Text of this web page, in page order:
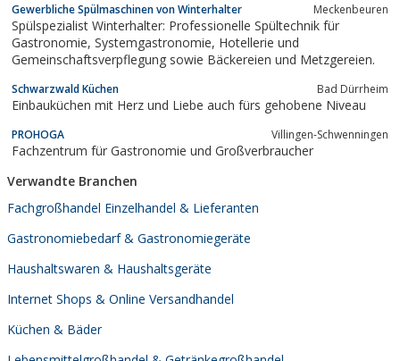
planen mit Ihnen Ihre individuelle Traumküche.Wir führen Küchen
von SieMatic, Contur und...
Gewerbliche Spülmaschinen von Winterhalter Meckenbeuren
Spülspezialist Winterhalter: Professionelle Spültechnik für
Gastronomie, Systemgastronomie, Hotellerie und
Gemeinschaftsverpflegung sowie Bäckereien und Metzgereien.
Schwarzwald Küchen Bad Dürrheim
Einbauküchen mit Herz und Liebe auch fürs gehobene Niveau
PROHOGA Villingen-Schwenningen
Fachzentrum für Gastronomie und Großverbraucher
Verwandte Branchen
Fachgroßhandel Einzelhandel & Lieferanten
Gastronomiebedarf & Gastronomiegeräte
Haushaltswaren & Haushaltsgeräte
Internet Shops & Online Versandhandel
Küchen & Bäder